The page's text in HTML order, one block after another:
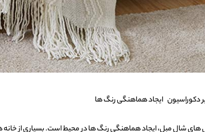
دکوراسیون ایجاد هماهنگی رنگ‌ ها